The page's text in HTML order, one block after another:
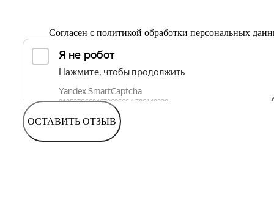
Согласен с политикой обработки персональных
ОСТАВИТЬ ОТЗЫВ